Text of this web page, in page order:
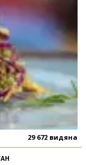
29 672 видяна